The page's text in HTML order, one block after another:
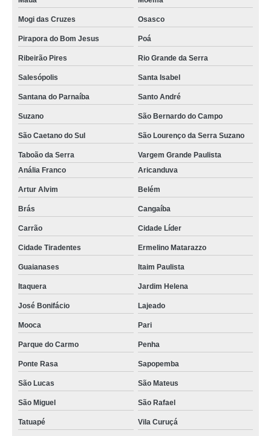
reparo tela celular cotação Poá
reparo de celulares samsung Centro
reparo celulares Guarulhos
reparo celulares motorola Grajaú
quanto custa reparo tela celular Pari
orçamento de reparo em placa de celular Brasilândia
quanto custa reparo de celular samsung Carrão
reparo de celular cotação Vila Mariana
reparo de placa celulares Vila Mariana
quanto custa reparo celular motorola Guararema
reparo celular motorola Itaquera
reparo em celular Carrão
reparo celular samsung cotação Cambuci
reparo de placa de celulares Morumbi
reparo celulares samsung Belém
reparo de tela de celulares Vila Guilherme
reparo de celulares Marsilac
reparo de placa celular cotação Cidade Monções
reparo celulares samsung Itapevi
quanto custa reparo em placa de celular Bela Vista
Mogi das Cruzes Osasco
Pirapora do Bom Jesus Poá
Ribeirão Pires Rio Grande da Serra
Salesópolis Santa Isabel
Santana do Parnaíba Santo André
Suzano São Bernardo do Campo
São Caetano do Sul São Lourenço da Serra Suzano
Taboão da Serra
Vargem Grande Paulista
Anália Franco
Aricanduva
Artur Alvim Belém
Brás Cangaíba
Carrão Cidade Líder
Cidade Tiradentes Ermelino Matarazzo
Guaianases Itaim Paulista
Itaquera Jardim Helena
José Bonifácio Lajeado
Mooca Pari
Parque do Carmo Penha
Ponte Rasa Sapopemba
São Lucas São Mateus
São Miguel São Rafael
Tatuapé Vila Curuçá